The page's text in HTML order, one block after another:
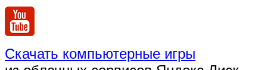
Скачать компьютерные игры